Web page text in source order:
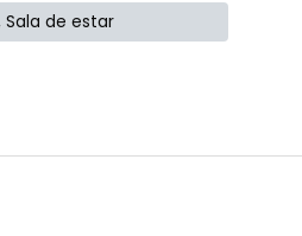
Sala de estar